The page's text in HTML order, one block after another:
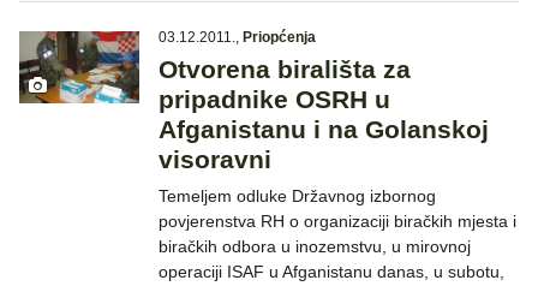
03.12.2011., Priopćenja
Otvorena birališta za
pripadnike OSRH u
Afganistanu i na Golanskoj
visoravni
Temeljem odluke Državnog izbornog
povjerenstva RH o organizaciji biračkih mjesta i
biračkih odbora u inozemstvu, u mirovnoj
operaciji ISAF u Afganistanu danas, u subotu,